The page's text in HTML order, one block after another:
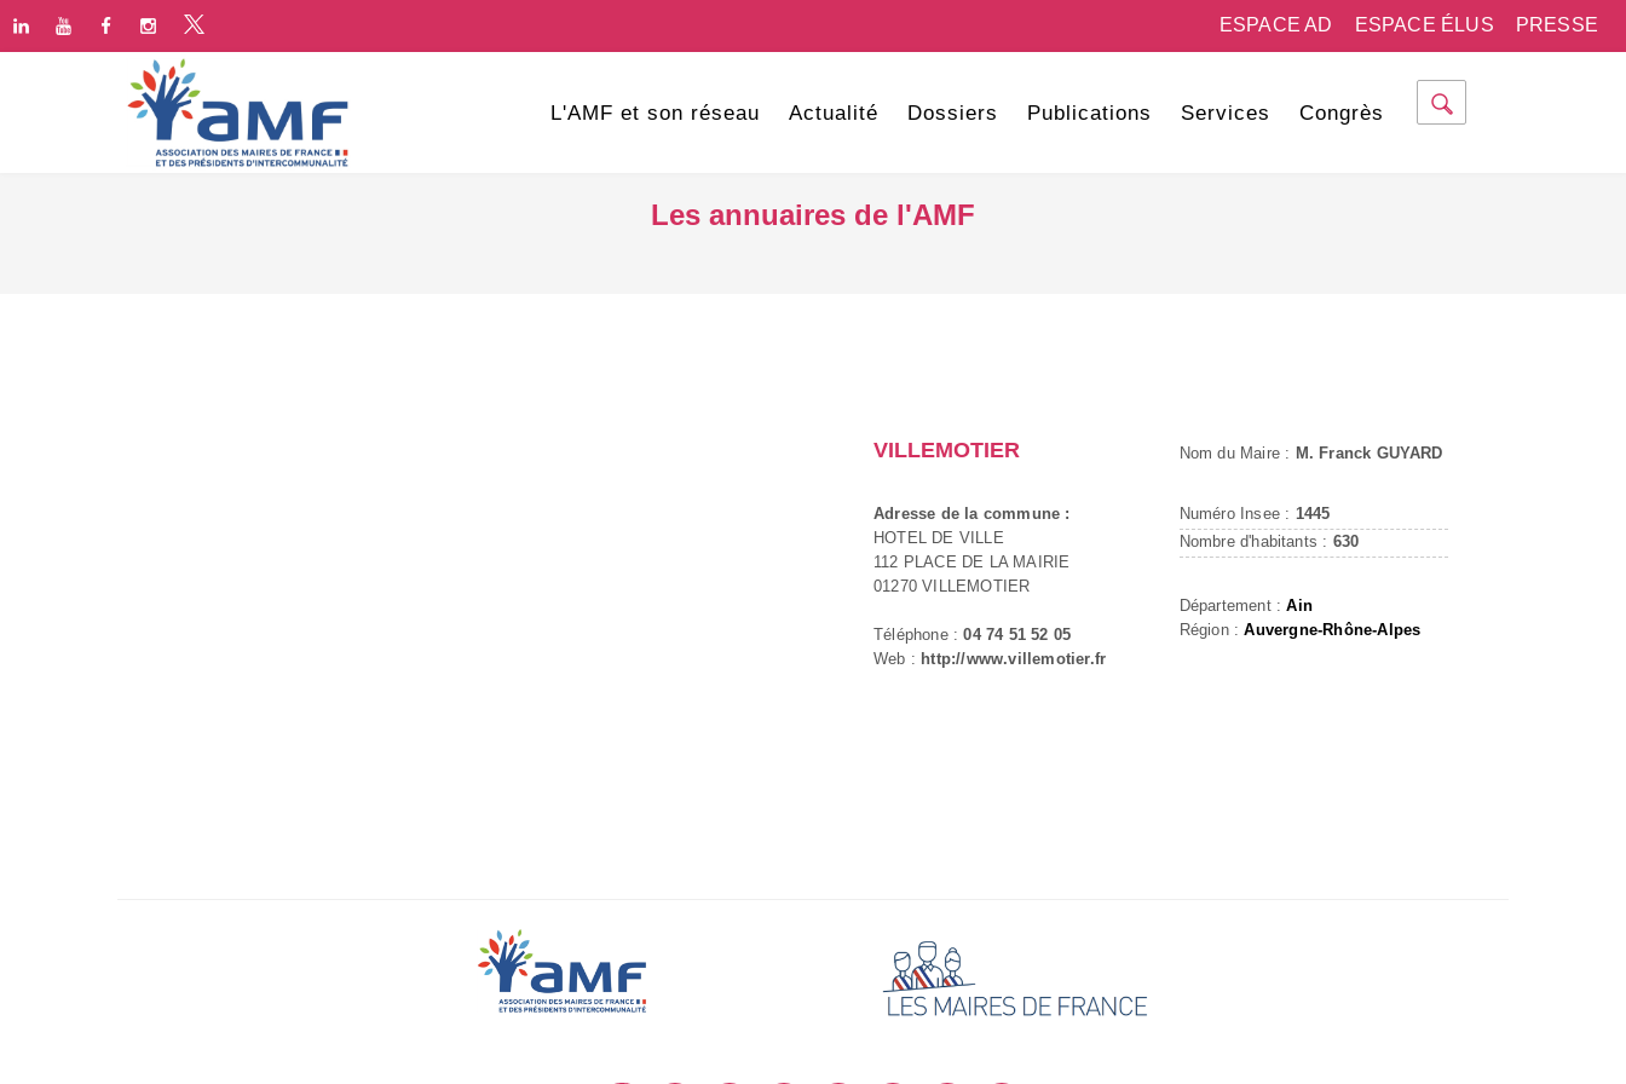
PRESSE
ESPACE ÉLUS
ESPACE AD
L'AMF et son réseau Actualité Dossiers Publications Services Congrès
Les annuaires de l'AMF
VILLEMOTIER
Adresse de la commune :
HOTEL DE VILLE
112 PLACE DE LA MAIRIE
01270 VILLEMOTIER
Téléphone :04 74 51 52 05
Web : http://www.villemotier.fr
Nom du Maire : M. Franck GUYARD
Numéro Insee : 1445
Nombre d'habitants : 630
Département :Ain
Région :Auvergne-Rhône-Alpes